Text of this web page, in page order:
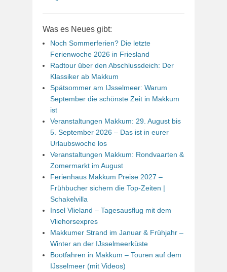
Was es Neues gibt:
Noch Sommerferien? Die letzte
Ferienwoche 2026 in Friesland
Radtour über den Abschlussdeich: Der
Klassiker ab Makkum
Spätsommer am IJsselmeer: Warum
September die schönste Zeit in Makkum
ist
Veranstaltungen Makkum: 29. August bis
5. September 2026 – Das ist in eurer
Urlaubswoche los
Veranstaltungen Makkum: Rondvaarten &
Zomermarkt im August
Ferienhaus Makkum Preise 2027 –
Frühbucher sichern die Top-Zeiten |
Schakelvilla
Insel Vlieland – Tagesausflug mit dem
Vliehorsexpres
Makkumer Strand im Januar & Frühjahr –
Winter an der IJsselmeerküste
Bootfahren in Makkum – Touren auf dem
IJsselmeer (mit Videos)